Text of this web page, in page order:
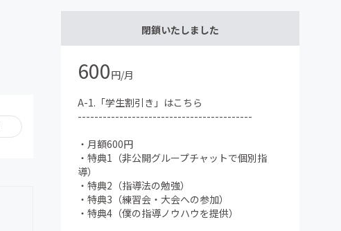
閉鎖いたしました
600円/月
A-1.「学生割引き」はこちら
------------------------------------------
・月額600円
・特典1（非公開グループチャットで個別指
導）
・特典2（指導法の勉強）
・特典3（練習会・大会への参加）
・特典4（僕の指導ノウハウを提供）